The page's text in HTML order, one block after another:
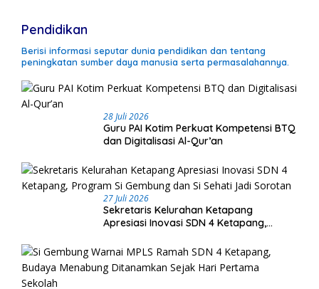
Pendidikan
Berisi informasi seputar dunia pendidikan dan tentang
peningkatan sumber daya manusia serta permasalahannya.
28 Juli 2026
Guru PAI Kotim Perkuat Kompetensi BTQ
dan Digitalisasi Al-Qur’an
27 Juli 2026
Sekretaris Kelurahan Ketapang
Apresiasi Inovasi SDN 4 Ketapang,
Sorotan